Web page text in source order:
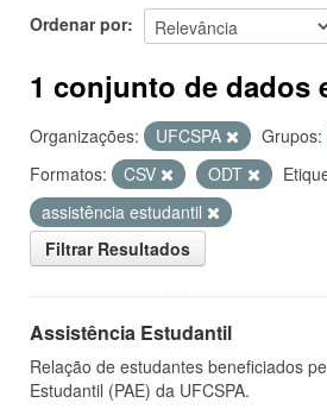
Ordenar por
1 conjunto de dados
Organizações: UFCSPA Grupos:
Formatos:
CSV ODT
assistência estudantil
Filtrar Resultados
Assistência Estudantil
Relação de estudantes beneficiados
Estudantil (PAE) da UFCSPA.